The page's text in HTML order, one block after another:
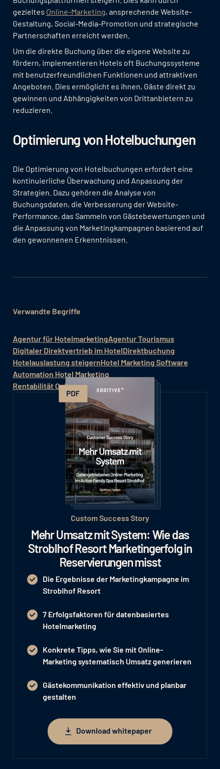
gezieltes Online-Marketing, ansprechende Website-
Gestaltung, Social-Media-Promotion und strategische
Partnerschaften erreicht werden.
Um die direkte Buchung über die eigene Website zu
fördern, implementieren Hotels oft Buchungssysteme
mit benutzerfreundlichen Funktionen und attraktiven
Angeboten. Dies ermöglicht es ihnen, Gäste direkt zu
gewinnen und Abhängigkeiten von Drittanbietern zu
reduzieren.
Optimierung von Hotelbuchungen
Die Optimierung von Hotelbuchungen erfordert eine
kontinuierliche Überwachung und Anpassung der
Strategien. Dazu gehören die Analyse von
Buchungsdaten, die Verbesserung der Website-
Performance, das Sammeln von Gästebewertungen und
die Anpassung von Marketingkampagnen basierend auf
den gewonnenen Erkenntnissen.
Verwandte Begriffe
Agentur für HotelmarketingAgentur Tourismus
Digitaler Direktvertrieb im HotelDirektbuchung
Hotelauslastung steigernHotel Marketing Software
Automation Hotel Marketing
Rentabilität Online Hotel Marketing
Custom Success Story
Mehr Umsatz mit System: Wie das
Stroblhof Resort Marketingerfolg in
Reservierungen misst
Die Ergebnisse der Marketingkampagne im
Stroblhof Resort
7 Erfolgsfaktoren für datenbasiertes
Hotelmarketing
Konkrete Tipps, wie Sie mit Online-
Marketing systematisch Umsatz generieren
Gästekommunikation effektiv und planbar
gestalten
Download whitepaper
Download whitepaper